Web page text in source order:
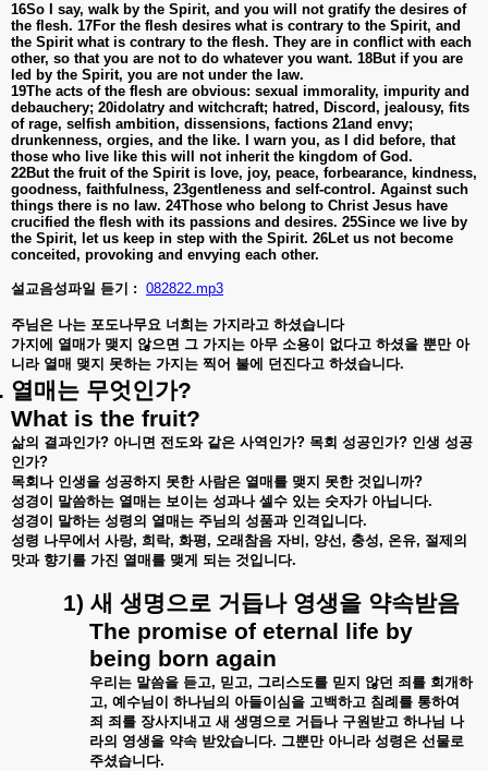
16So I say, walk by the Spirit, and you will not gratify the desires of
the flesh. 17For the flesh desires what is contrary to the Spirit, and
the Spirit what is contrary to the flesh. They are in conflict with each
other, so that you are not to do whatever you want. 18But if you are
led by the Spirit, you are not under the law.
19The acts of the flesh are obvious: sexual immorality, impurity and
debauchery; 20idolatry and witchcraft; hatred, Discord, jealousy, fits
of rage, selfish ambition, dissensions, factions 21and envy;
drunkenness, orgies, and the like. I warn you, as I did before, that
those who live like this will not inherit the kingdom of God.
22But the fruit of the Spirit is love, joy, peace, forbearance, kindness,
goodness, faithfulness, 23gentleness and self-control. Against such
things there is no law. 24Those who belong to Christ Jesus have
crucified the flesh with its passions and desires. 25Since we live by
the Spirit, let us keep in step with the Spirit. 26Let us not become
conceited, provoking and envying each other.
설교음성파일 듣기 : 082822.mp3
주님은 나는 포도나무요 너희는 가지라고 하셨습니다
가지에 열매가 맺지 않으면 그 가지는 아무 소용이 없다고 하셨을 뿐만 아
니라 열매 맺지 못하는 가지는 찍어 불에 던진다고 하셨습니다.
열매는 무엇인가?
What is the fruit?
삶의 결과인가? 아니면 전도와 같은 사역인가? 목회 성공인가? 인생 성공
인가?
목회나 인생을 성공하지 못한 사람은 열매를 맺지 못한 것입니까?
성경이
말씀하는 열매는 보이는 성과나 셀수 있는 숫자가 아닙니다.
성경이
말하는 성령의 열매는 주님의 성품과 인격입니다.
성령 나무에서 사랑, 희락, 화평, 오래참음 자비 , 양선, 충성, 온유, 절제의
맛과 향기를 가진 열매를 맺게 되는 것입니다.
1) 새 생명으로 거듭나 영생을 약속받음
The promise of eternal life by
being born again
우리는 말씀을 듣고, 믿고, 그리스도를 믿지 않던 죄를 회개하
고, 예수님이 하나님의 아들이심을 고백하고 침례를 통하여
죄 죄를 장사지내고 새 생명으로 거듭나 구원받고 하나님 나
라의 영생을 약속 받았습니다. 그뿐만 아니라 성령은 선물로
주셨습니다.